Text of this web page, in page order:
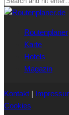
Routenplaner
Karte
Hotels
Magazin
Kontakt |
Cookies